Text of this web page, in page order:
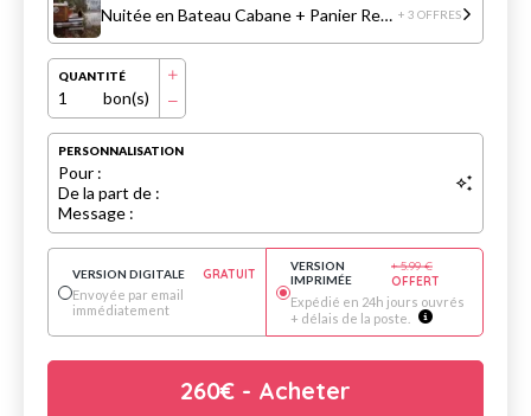
Nuitée en Bateau Cabane + Panier Repas Maison + 3 OFFRES
QUANTITÉ
1 bon(s)
PERSONNALISATION
Pour :
De la part de :
Message :
VERSION DIGITALE
GRATUIT
Envoyée par email
immédiatement
VERSION
IMPRIMÉE
+5.99 €
OFFERT
Expédié en 24h jours ouvrés
+ délais de la poste.
260€ - Acheter